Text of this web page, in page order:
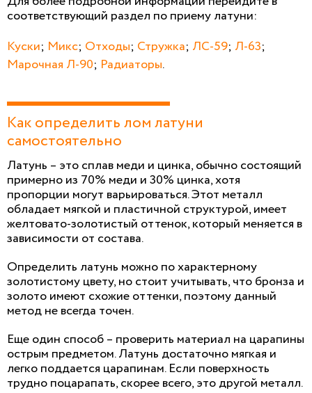
соответствующий раздел по приему латуни:
Куски; Микс; Отходы; Стружка; ЛС-59; Л-63;
Марочная Л-90; Радиаторы.
Как определить лом латуни
самостоятельно
Латунь – это сплав меди и цинка, обычно состоящий
примерно из 70% меди и 30% цинка, хотя
пропорции могут варьироваться. Этот металл
обладает мягкой и пластичной структурой, имеет
желтовато-золотистый оттенок, который меняется в
зависимости от состава.
Определить латунь можно по характерному
золотистому цвету, но стоит учитывать, что бронза и
золото имеют схожие оттенки, поэтому данный
метод не всегда точен.
Еще один способ – проверить материал на царапины
острым предметом. Латунь достаточно мягкая и
легко поддается царапинам. Если поверхность
трудно поцарапать, скорее всего, это другой металл.